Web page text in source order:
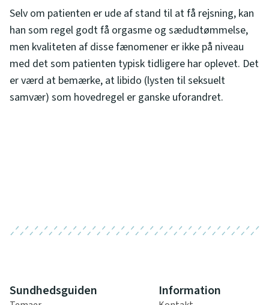
Selv om patienten er ude af stand til at få rejsning, kan
han som regel godt få orgasme og sædudtømmelse,
men kvaliteten af disse fænomener er ikke på niveau
med det som patienten typisk tidligere har oplevet. Det
er værd at bemærke, at libido (lysten til seksuelt
samvær) som hovedregel er ganske uforandret.
Sundhedsguiden Information